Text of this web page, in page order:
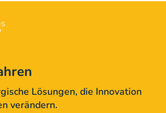
Lösungen, die Innovation
verändern.